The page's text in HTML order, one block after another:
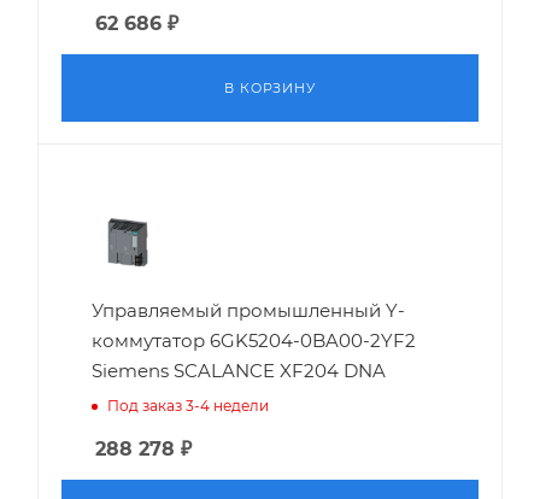
62 686 ₽
В КОРЗИНУ
Управляемый промышленный Y-
коммутатор 6GK5204-0BA00-2YF2
Siemens SCALANCE XF204 DNA
Под заказ 3-4 недели
288 278 ₽